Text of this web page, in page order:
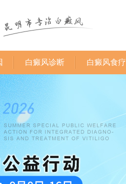
白癜风诊断 白癜风食疗